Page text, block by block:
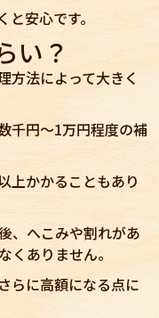
安心です。
い？
方法によって大きく
千円〜1万円程度の補
上かかることもあり
、へこみや割れがあ
くありません。
らに高額になる点に